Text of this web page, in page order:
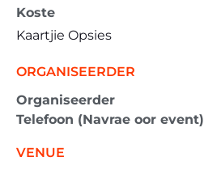
Koste
Kaartjie Opsies
ORGANISEERDER
Organiseerder
Telefoon (Navrae oor event)
VENUE